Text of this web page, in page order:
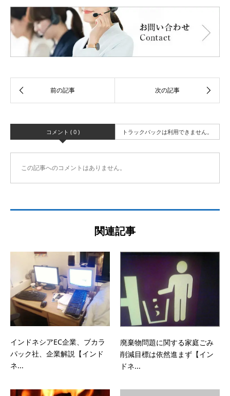
コメント ( 0 ) トラックバックは利用できません。
この記事へのコメントはありません。
関連記事
インドネシアEC企業、ブカラ
パック社、企業解説【インド
ネ...
廃棄物問題に関する家庭ごみ
削減目標は依然進まず【イン
ドネ...